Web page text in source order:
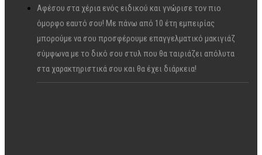
Αφέσου στα χέρια ενός ειδικού και γνώρισε τον πιο
όμορφο εαυτό σου! Με πάνω από 10 έτη εμπειρίας
μπορούμε να σου προσφέρουμε επαγγελματικό μακιγιάζ
σύμφωνα με το δικό σου στυλ που θα ταιριάζει απόλυτα
στα χαρακτηριστικά σου και θα έχει διάρκεια!